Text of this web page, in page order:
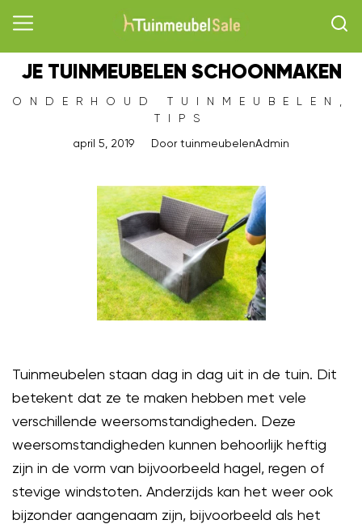
JE TUINMEUBELEN SCHOONMAKEN
ONDERHOUD TUINMEUBELEN
TIPS
april 5, 2019
DoortuinmeubelenAdmin
Tuinmeubelen staan dag in dag uit in de tuin. Dit
betekent dat ze te maken hebben met vele
verschillende weersomstandigheden. Deze
weersomstandigheden kunnen behoorlijk heftig
zijn in de vorm van bijvoorbeeld hagel, regen of
stevige windstoten. Anderzijds kan het weer ook
bijzonder aangenaam zijn, bijvoorbeeld als het